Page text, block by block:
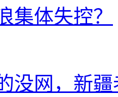
集体失控？
没网，新